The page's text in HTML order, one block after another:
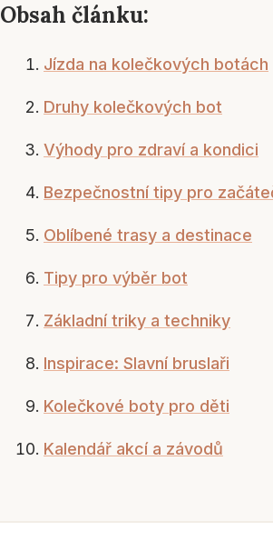
Obsah článku:
Jízda na kolečkových botách
Druhy kolečkových bot
Výhody pro zdraví a kondici
Bezpečnostní tipy pro
Oblíbené trasy a destinace
Tipy pro výběr bot
Základní triky a techniky
Inspirace: Slavní bruslaři
Kolečkové boty pro děti
Kalendář akcí a závodů